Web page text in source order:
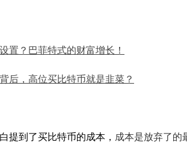
置？巴菲特式的财富增长！
后，高位买比特币就是韭菜？
提到了买比特币的成本， 成本是放弃了的